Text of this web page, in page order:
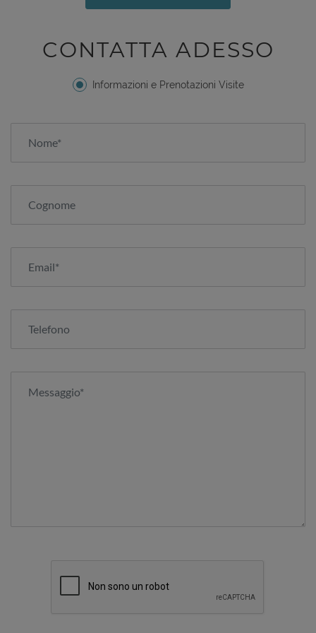
CONTATTA ADESSO
Informazioni e Prenotazioni Visite